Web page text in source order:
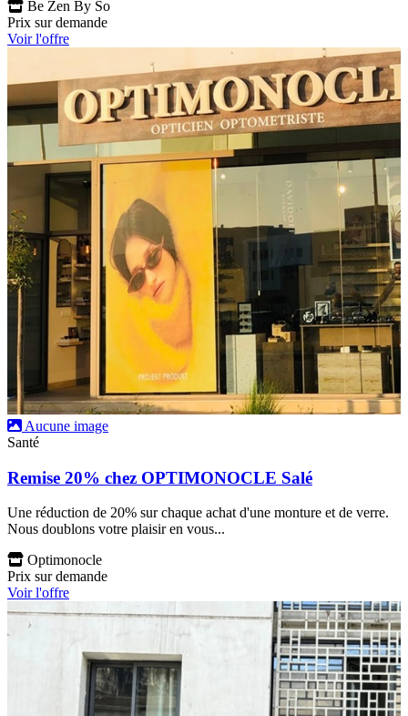
Be Zen By So
Prix sur demande
Voir l'offre
Aucune image
Santé
Remise 20% chez OPTIMONOCLE Salé
Une réduction de 20% sur chaque achat d'une monture et de verre.
Nous doublons votre plaisir en vous...
Optimonocle
Prix sur demande
Voir l'offre